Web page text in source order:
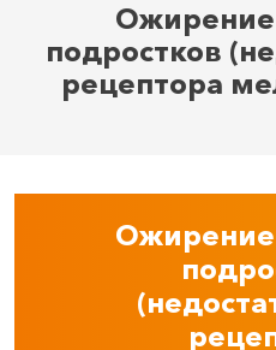
Ожирение
подростков
рецептора
Ожирение